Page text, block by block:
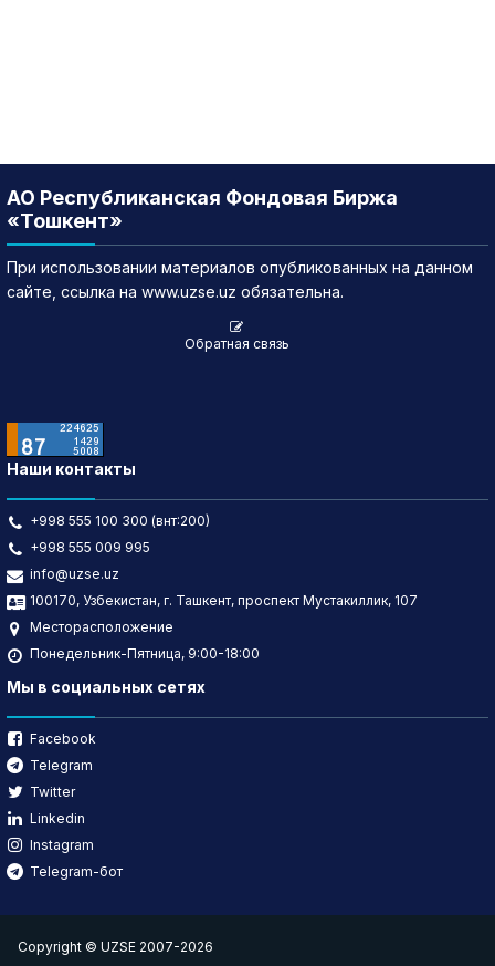
АО Республиканская Фондовая Биржа
«Тошкент»
При использовании материалов опубликованных на данном
сайте, ссылка на www.uzse.uz обязательна.
Обратная связь
Наши контакты
+998 555 100 300 (внт:200)
+998 555 009 995
info@uzse.uz
100170, Узбекистан, г. Ташкент, проспект Мустакиллик, 107
Месторасположение
Понедельник-Пятница, 9:00-18:00
Мы в социальных сетях
Facebook
Telegram
Twitter
Linkedin
Instagram
Telegram-бот
Copyright © UZSE 2007-2026